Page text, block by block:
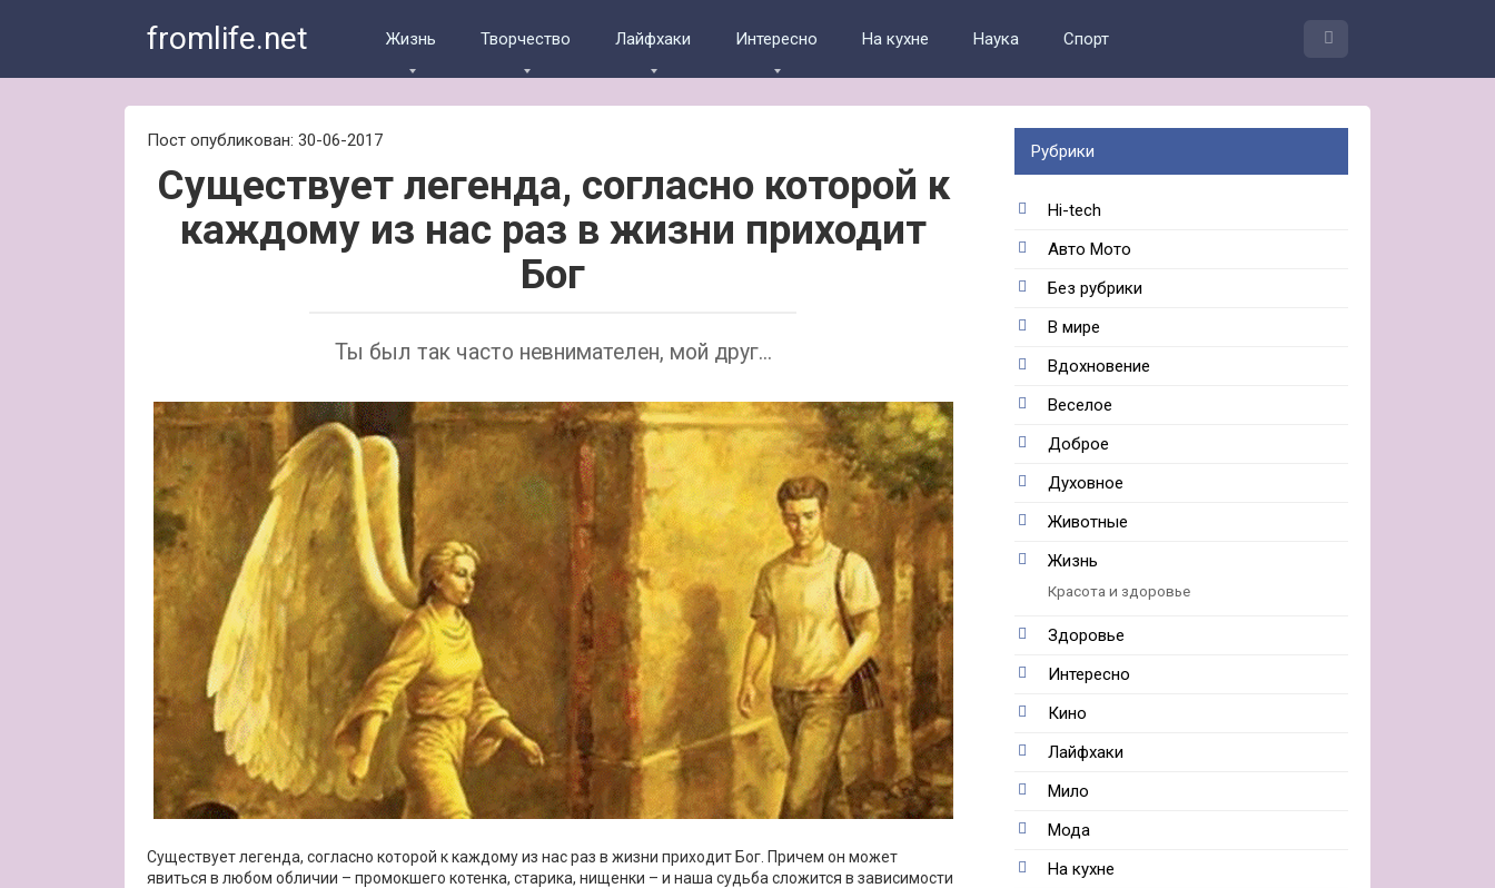
fromlife.net Жизнь Творчество Лайфхаки Интересно На кухне Наука Спорт
Пост опубликован: 30-06-2017
Существует легенда, согласно которой к
каждому из нас раз в жизни приходит
Бог
Ты был так часто невнимателен, мой друг...
Существует легенда, согласно которой к каждому из нас раз в жизни приходит Бог. Причем он может
явиться в любом обличии – промокшего котенка, старика, нищенки – и наша судьба сложится в зависимости
Рубрики
Hi-tech
Авто Мото
Без рубрики
В мире
Вдохновение
Веселое
Доброе
Духовное
Животные
Жизнь
Красота и здоровье
Здоровье
Интересно
Кино
Лайфхаки
Мило
Мода
На кухне